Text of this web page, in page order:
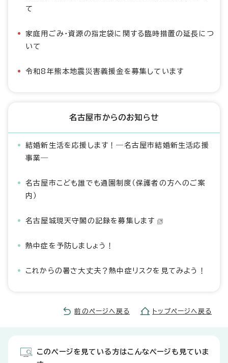
て
家庭用ごみ・資源の指定袋に関する臨時措置の延長につ
いて
令和8年熊本地震災害義援金を募集しています
名古屋市からのお知らせ
結婚新生活を応援します！―名古屋市結婚新生活応援
事業―
名古屋市こども誰でも通園制度（保護者の方へのご案
内）
名古屋城現天守閣の記録を募集します
熱中症を予防しましょう！
これからの暑さ大丈夫？熱中症リスクを見てみよう！
前のページへ戻る トップページへ戻る
このページを見ている方はこんなページも見ていま